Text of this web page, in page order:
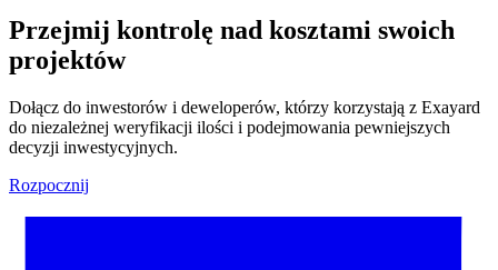
Przejmij kontrolę nad kosztami swoich
projektów
Dołącz do inwestorów i deweloperów, którzy korzystają z Exayard
do niezależnej weryfikacji ilości i podejmowania pewniejszych
decyzji inwestycyjnych.
Rozpocznij